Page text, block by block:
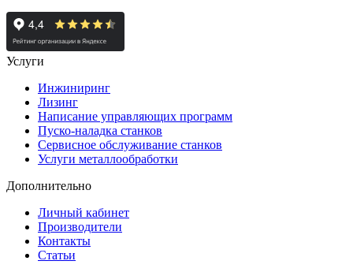
Услуги
Инжиниринг
Лизинг
Написание управляющих программ
Пуско-наладка станков
Сервисное обслуживание станков
Услуги металлообработки
Дополнительно
Личный кабинет
Производители
Контакты
Статьи